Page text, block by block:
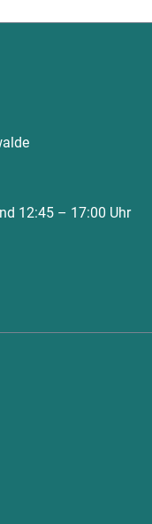
12:45 – 17:00 Uhr